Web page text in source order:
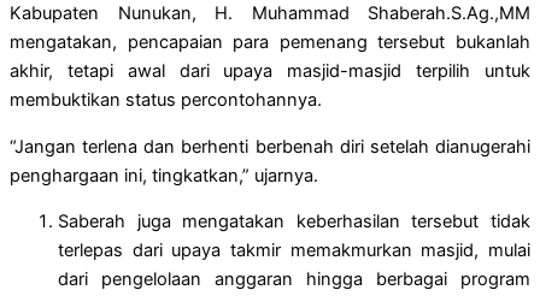
Kabupaten Nunukan, H. Muhammad Shaberah.S.Ag.,MM
mengatakan, pencapaian para pemenang tersebut bukanlah
akhir, tetapi awal dari upaya masjid-masjid terpilih untuk
membuktikan status percontohannya.
“Jangan terlena dan berhenti berbenah diri setelah dianugerahi
penghargaan ini, tingkatkan,” ujarnya.
Saberah juga mengatakan keberhasilan tersebut tidak
terlepas dari upaya takmir memakmurkan masjid, mulai
dari pengelolaan anggaran hingga berbagai program